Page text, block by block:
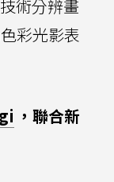
術分辨畫
彩光影表
，聯合新